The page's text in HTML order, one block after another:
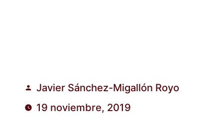
Publicado
por
Javier Sánchez-Migallón Royo
19 noviembre, 2019